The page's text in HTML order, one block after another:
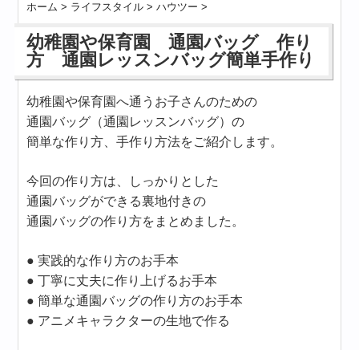
ホーム > ライフスタイル >ハウツー >
幼稚園や保育園 通園バッグ 作り
方 通園レッスンバッグ簡単手作り
幼稚園や保育園へ通うお子さんのための
通園バッグ（通園レッスンバッグ）の
簡単な作り方、手作り方法をご紹介します。
今回の作り方は、しっかりとした
通園バッグができる裏地付きの
通園バッグの作り方をまとめました。
● 実践的な作り方のお手本
● 丁寧に丈夫に作り上げるお手本
● 簡単な通園バッグの作り方のお手本
● アニメキャラクターの生地で作る